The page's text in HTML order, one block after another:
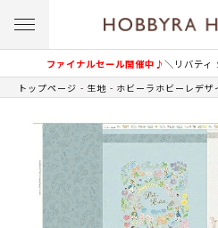
ファイナルセール開催中♪＼リバティ
トップページ 生地 ホビーラホビーレデザ